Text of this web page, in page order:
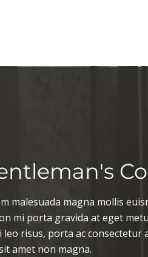
malesuada magna mollis
mi porta gravida at eget
risus, porta ac consectetur
amet non magna.